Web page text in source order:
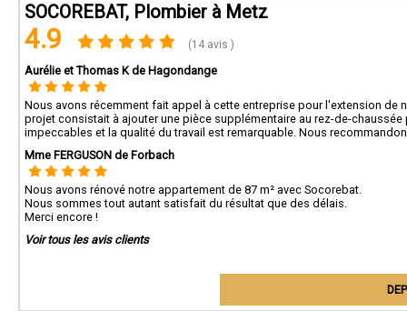
SOCOREBAT, Plombier à Metz
4.9 (14 avis )
Aurélie et Thomas K de Hagondange
Nous avons récemment fait appel à cette entreprise pour l'extension
projet consistait à ajouter une pièce supplémentaire au rez-de-
impeccables et la qualité du travail est remarquable. Nous
Mme FERGUSON de Forbach
Nous avons rénové notre appartement de 87 m² avec Socorebat.
Nous sommes tout autant satisfait du résultat que des délais.
Merci encore !
Voir tous les avis clients